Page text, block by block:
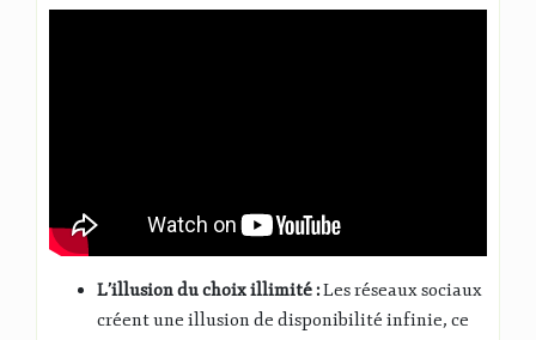
L’illusion du choix illimité :Les réseaux sociaux
créent une illusion de disponibilité infinie, ce